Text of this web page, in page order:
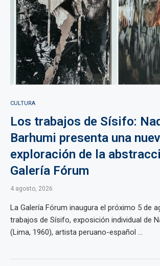
CULTURA
Los trabajos de Sísifo:
Barhumi presenta una
exploración de la
Galería Fórum
4 agosto, 2026
La Galería Fórum inaugura el próximo 5 de
trabajos de Sísifo, exposición individual de
(Lima, 1960), artista peruano-español ...